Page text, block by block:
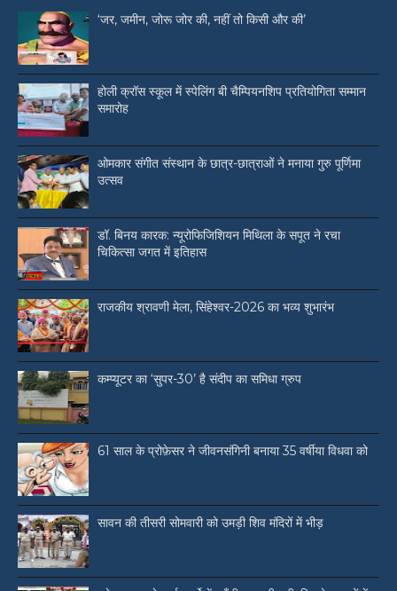
‘जर, जमीन, जोरू जोर की, नहीं तो किसी और की’
होली क्रॉस स्कूल में स्पेलिंग बी चैम्पियनशिप प्रतियोगिता सम्मान
समारोह
ओमकार संगीत संस्थान के छात्र-छात्राओं ने मनाया गुरु पूर्णिमा
उत्सव
डॉ. बिनय कारक: न्यूरोफिजिशियन मिथिला के सपूत ने रचा
चिकित्सा जगत में इतिहास
राजकीय श्रावणी मेला, सिंहेश्वर-2026 का भव्य शुभारंभ
कम्प्यूटर का ‘सुपर-30’ है संदीप का समिधा ग्रुप
61 साल के प्रोफ़ेसर ने जीवनसंगिनी बनाया 35 वर्षीया विधवा को
सावन की तीसरी सोमवारी को उमड़ी शिव मंदिरों में भीड़